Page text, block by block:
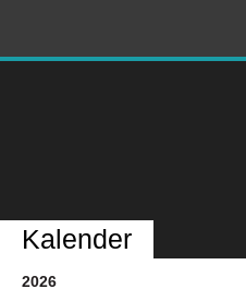
Kalender
2026